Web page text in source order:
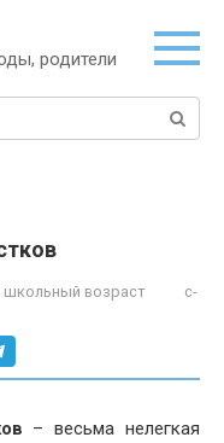
родители
школьный возраст
c-
– весьма нелегкая